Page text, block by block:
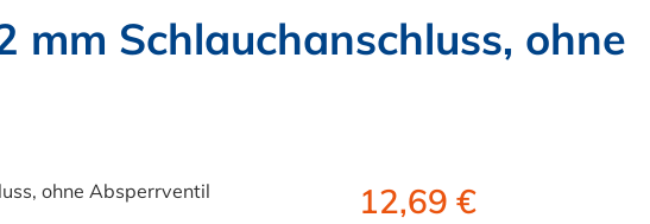
mm Schlauchanschluss, ohne
12,69 €